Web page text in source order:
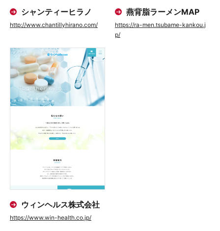
シャンティーヒラノ
http://www.chantillyhirano.com/
燕背脂ラーメンMAP
https://ra-men.tsubame-kankou.j
p/
ウィンヘルス株式会社
https://www.win-health.co.jp/